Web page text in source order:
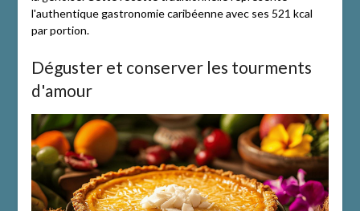
l'authentique gastronomie caribéenne avec ses 521 kcal
par portion.
Déguster et conserver les tourments
d'amour